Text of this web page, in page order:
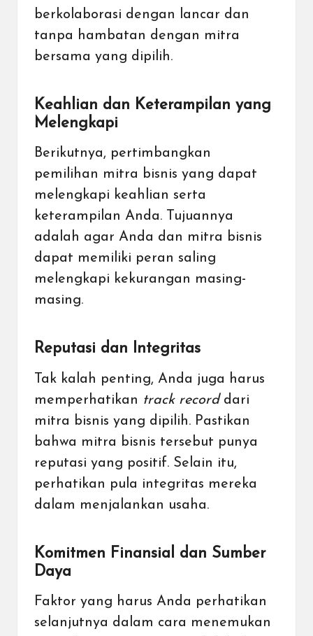
berkolaborasi dengan lancar dan
tanpa hambatan dengan mitra
bersama yang dipilih.
Keahlian dan Keterampilan yang
Melengkapi
Berikutnya, pertimbangkan
pemilihan mitra bisnis yang dapat
melengkapi keahlian serta
keterampilan Anda. Tujuannya
adalah agar Anda dan mitra bisnis
dapat memiliki peran saling
melengkapi kekurangan masing-
masing.
Reputasi dan Integritas
Tak kalah penting, Anda juga harus
memperhatikan track recorddari
mitra bisnis yang dipilih. Pastikan
bahwa mitra bisnis tersebut punya
reputasi yang positif. Selain itu,
perhatikan pula integritas mereka
dalam menjalankan usaha.
Komitmen Finansial dan Sumber
Daya
Faktor yang harus Anda perhatikan
selanjutnya dalam cara menemukan